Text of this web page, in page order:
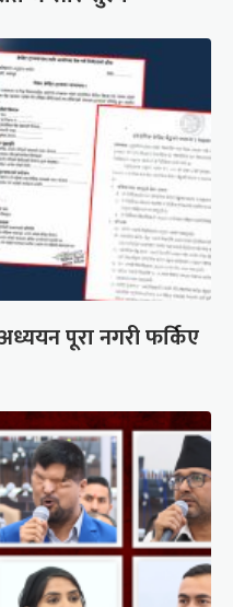
पूरा नगरी फर्किए